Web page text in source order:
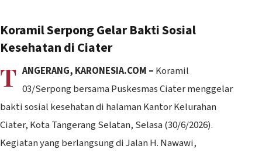
Koramil Serpong Gelar Bakti Sosial
Kesehatan di Ciater
T ANGERANG, KARONESIA.COM – Koramil
03/Serpong bersama Puskesmas Ciater menggelar
bakti sosial kesehatan di halaman Kantor Kelurahan
Ciater, Kota Tangerang Selatan, Selasa (30/6/2026).
Kegiatan yang berlangsung di Jalan H. Nawawi,